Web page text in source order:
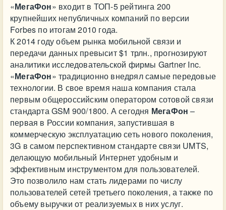
«МегаФон» входит в ТОП-5 рейтинга 200
крупнейших непубличных компаний по версии
Forbes по итогам 2010 года.
К 2014 году объем рынка мобильной связи и
передачи данных превысит $1 трлн., прогнозируют
аналитики исследовательской фирмы Gartner Inc.
«МегаФон» традиционно внедрял самые передовые
технологии. В свое время наша компания стала
первым общероссийским оператором сотовой связи
стандарта GSM 900/1800. А сегодня МегаФон –
первая в России компания, запустившая в
коммерческую эксплуатацию сеть нового поколения,
3G в самом перспективном стандарте связи UMTS,
делающую мобильный Интернет удобным и
эффективным инструментом для пользователей.
Это позволило нам стать лидерами по числу
пользователей сетей третьего поколения, а также по
объему выручки от реализуемых в них услуг.